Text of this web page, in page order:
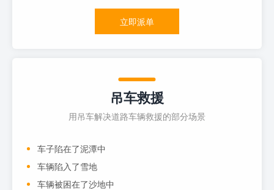
立即派单
吊车救援
用吊车解决道路车辆救援的部分场景
车子陷在了泥潭中
车辆陷入了雪地
车辆被困在了沙地中